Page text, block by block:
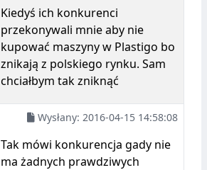
Kiedyś ich konkurenci
przekonywali mnie aby nie
kupować maszyny w Plastigo bo
znikają z polskiego rynku. Sam
chciałbym tak zniknąć
Wysłany: 2016-04-15 14:58:08
Tak mówi konkurencja gady nie
ma żadnych prawdziwych